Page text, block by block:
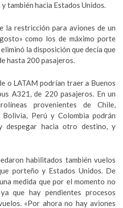
también hacia Estados Unidos.
la restricción para aviones de un
como los de máximo porte
la disposición que decía que
hasta 200 pasajeros.
o LATAM podrían traer a Buenos
A321, de 220 pasajeros. En un
provenientes de Chile,
Bolivia, Perú y Colombia podrán
despegar hacia otro destino, y
habilitados también vuelos
porteño y Estados Unidos. De
medida que por el momento no
que hay pendientes procesos
«Por ahora no hay aviones